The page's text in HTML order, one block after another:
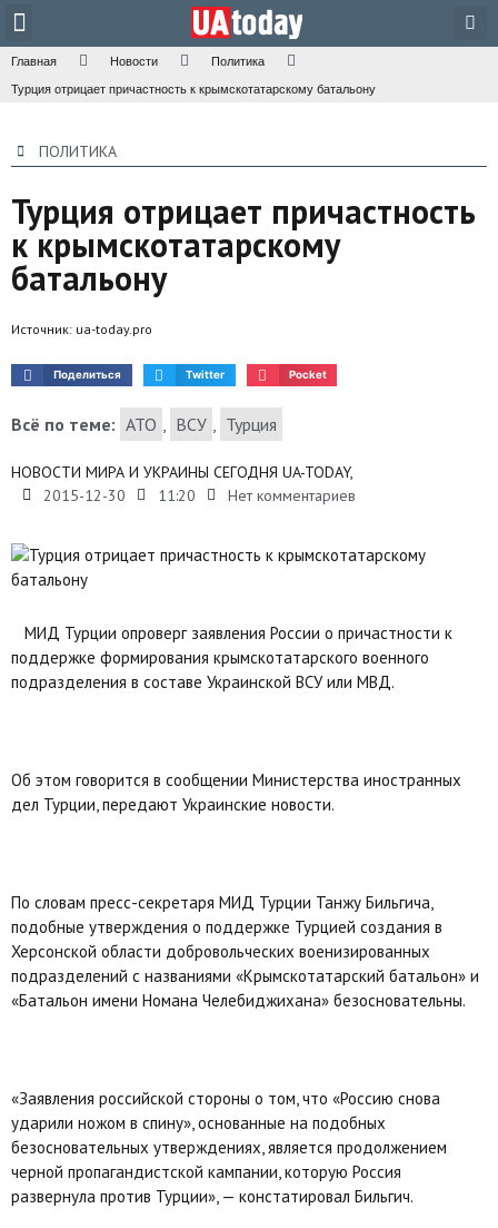
Главная Новости Политика
Турция отрицает причастность к крымскотатарскому батальону
ПОЛИТИКА
Турция отрицает причастность
к крымскотатарскому
батальону
Источник: ua-today.pro
Поделиться Twitter Pocket
Всё по теме: АТО , ВСУ , Турция
НОВОСТИ МИРА И УКРАИНЫ СЕГОДНЯ UA-TODAY,
2015-12-30
11:20 Нет комментариев
МИД Турции опроверг заявления России о причастности к
поддержке формирования крымскотатарского военного
подразделения в составе Украинской ВСУ или МВД.
Об этом говорится в сообщении Министерства иностранных
дел Турции, передают Украинские новости.
По словам пресс-секретаря МИД Турции Танжу Бильгича,
подобные утверждения о поддержке Турцией создания в
Херсонской области добровольческих военизированных
подразделений с названиями «Крымскотатарский батальон» и
«Батальон имени Номана Челебиджихана» безосновательны.
«Заявления российской стороны о том, что «Россию снова
ударили ножом в спину», основанные на подобных
безосновательных утверждениях, является продолжением
черной пропагандистской кампании, которую Россия
развернула против Турции», — констатировал Бильгич.